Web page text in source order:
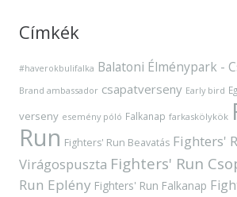
Címkék
#haverokbulifalka Balatoni Élménypark -
Brand ambassador csapatverseny Early bird
verseny esemény póló Falkanap farkaskölykök
Run Fighters' Run Beavatás Fighters'
Virágospuszta Fighters' Run
Run Eplény Fighters' Run Falkanap